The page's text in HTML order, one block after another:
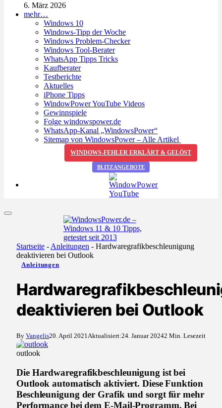
6. März 2026
mehr…
Windows 10
Windows-Tipp der Woche
Windows Problem-Checker
Windows Tool-Berater
WhatsApp Tipps Tricks
Kaufberater
Testberichte
Aktuelles
iPhone Tipps
WindowPower YouTube Videos
Gewinnspiele
Folge windowspower.de
WhatsApp-Kanal „WindowsPower“
Sitemap von WindowsPower – Alle Artikel
WINDOWS-FEHLER ERKLÄRT & GELÖST
BLITZANGEBOTE
Startseite - Anleitungen - Hardwaregrafikbeschleunigung
deaktivieren bei Outlook
Anleitungen
deaktivieren bei Outlook
By Vangelis20. April 2021 Aktualisiert:24. Januar 20242 Min. Lesezeit
outlook
Die Hardwaregrafikbeschleunigung ist bei
Outlook automatisch aktiviert. Diese Funktion
Beschleunigung der Grafik und sorgt für mehr
Performance bei dem E-Mail-Programm. Bei